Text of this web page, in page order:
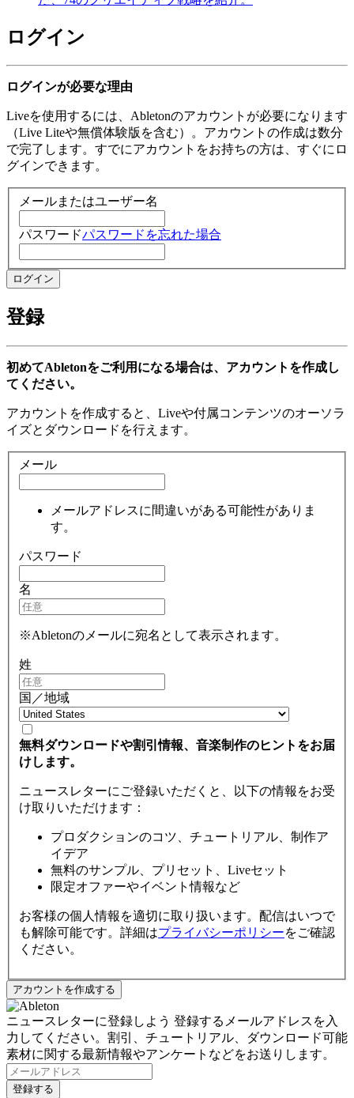
ログイン
ログインが必要な理由
Liveを使用するには、Abletonのアカウントが必要になります
（Live Liteや無償体験版を含む）。アカウントの作成は数分
で完了します。すでにアカウントをお持ちの方は、すぐにロ
グインできます。
メールまたはユーザー名
パスワードパスワードを忘れた場合
登録
初めてAbletonをご利用になる場合は、アカウントを作成し
てください。
アカウントを作成すると、Liveや付属コンテンツのオーソラ
イズとダウンロードを行えます。
メール
メールアドレスに間違いがある可能性がありま
す。
パスワード
名
※Abletonのメールに宛名として表示されます。
姓
国／地域
無料ダウンロードや割引情報、音楽制作のヒントをお届
けします。
ニュースレターにご登録いただくと、以下の情報をお受
け取りいただけます：
プロダクションのコツ、チュートリアル、制作ア
イデア
無料のサンプル、プリセット、Liveセット
限定オファーやイベント情報など
お客様の個人情報を適切に取り扱います。配信はいつで
も解除可能です。詳細はプライバシーポリシーをご確認
ください。
ニュースレターに登録しよう 登録するメールアドレスを入
力してください。割引、チュートリアル、ダウンロード可能
素材に関する最新情報やアンケートなどをお送りします。